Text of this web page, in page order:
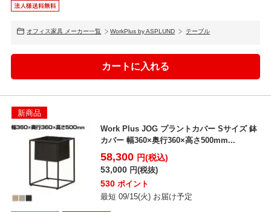
オフィス家具 メーカー一覧 WorkPlus by ASPLUND テーブル
新商品
Work Plus JOG プラントカバー Sサイズ 鉢
カバー 幅360×奥行360×高さ500mm...
58,300 円(税込)
53,000 円(税抜)
530 ポイント
最短 09/15(火) お届け予定